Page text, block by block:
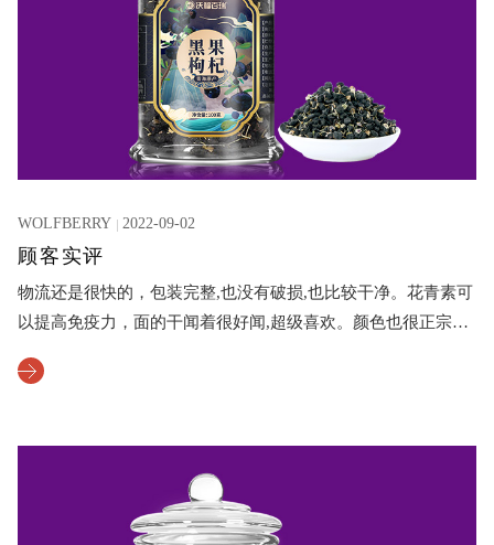
WOLFBERRY 2022-09-02
顾客实评
物流还是很快的，包装完整,也没有破损,也比较干净。花青素可
以提高免疫力，面的干闻着很好闻,超级喜欢。颜色也很正宗。
的,不会黏手。胎菊也比较干燥，可以直接泡水,清热解毒，桂圆